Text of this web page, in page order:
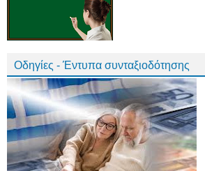
Οδηγίες - Έντυπα συνταξιοδότησης